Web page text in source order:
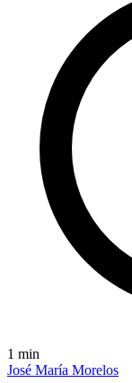
1 min
José María Morelos